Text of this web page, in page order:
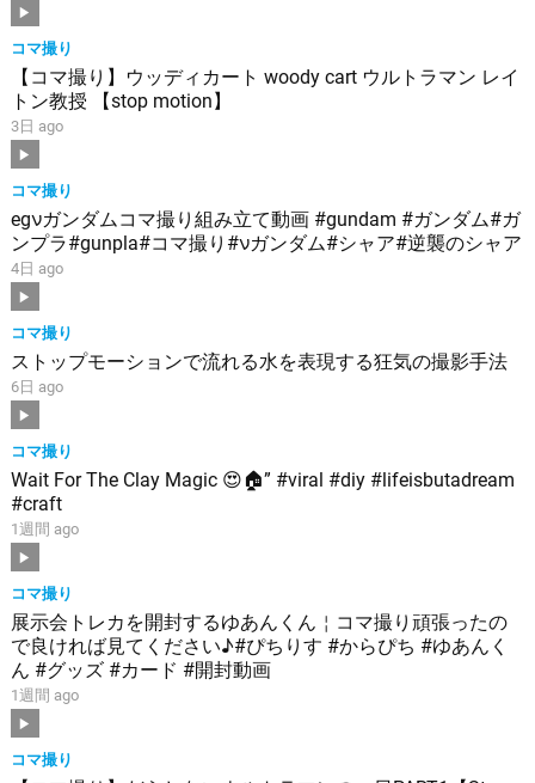
コマ撮り
【コマ撮り】ウッディカート woody cart ウルトラマン レイ
トン教授 【stop motion】
3日 ago
コマ撮り
egνガンダムコマ撮り組み立て動画 #gundam #ガンダム#ガ
ンプラ#gunpla#コマ撮り#νガンダム#シャア#逆襲のシャア
4日 ago
コマ撮り
ストップモーションで流れる水を表現する狂気の撮影手法
6日 ago
コマ撮り
Wait For The Clay Magic 😍🏠” #viral #diy #lifeisbutadream
#craft
1週間 ago
コマ撮り
展示会トレカを開封するゆあんくん￤コマ撮り頑張ったの
で良ければ見てください♪#ぴちりす #からぴち #ゆあんく
ん #グッズ #カード #開封動画
1週間 ago
コマ撮り